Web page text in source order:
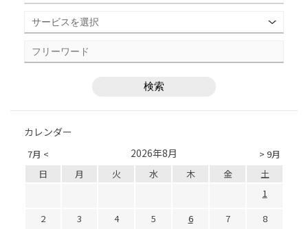
カレンダー
7月 < > 9月
2026年8月
日 月 火 水 木 金
土
1
2
3 4 5 6 7
8